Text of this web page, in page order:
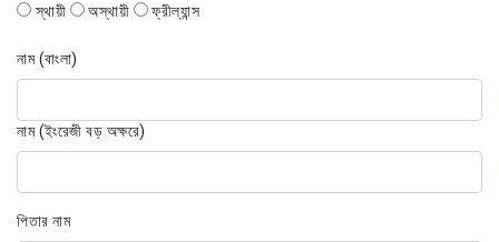
স্থায়ী
অস্থায়ী ফ্রীল্যান্স
নাম (বাংলা)
নাম (ইংরেজী বড় অক্ষরে)
পিতার নাম